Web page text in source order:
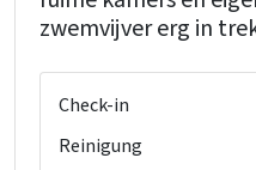
zwemvijver erg in
Check-in
Reinigung